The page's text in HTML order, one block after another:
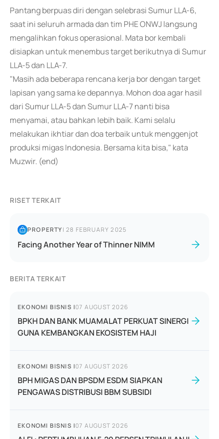
Pantang berpuas diri dengan selebrasi Sumur LLA-6,
saat ini seluruh armada dan tim PHE ONWJ langsung
mengalihkan fokus operasional. Mata bor kembali
disiapkan untuk menembus target berikutnya di Sumur
LLA-5 dan LLA-7.
"Masih ada beberapa rencana kerja bor dengan target
lapisan yang sama ke depannya. Mohon doa agar hasil
dari Sumur LLA-5 dan Sumur LLA-7 nanti bisa
menyamai, atau bahkan lebih baik. Kami selalu
melakukan ikhtiar dan doa terbaik untuk menggenjot
produksi migas Indonesia. Bersama kita bisa," kata
Muzwir. (end)
RISET TERKAIT
PROPERTY|28 FEBRUARY 2025
Facing Another Year of Thinner NIMM
BERITA TERKAIT
EKONOMI BISNIS |07 AUGUST 2026
BPKH DAN BANK MUAMALAT PERKUAT SINERGI
GUNA KEMBANGKAN EKOSISTEM HAJI
EKONOMI BISNIS |07 AUGUST 2026
BPH MIGAS DAN BPSDM ESDM SIAPKAN
PENGAWAS DISTRIBUSI BBM SUBSIDI
EKONOMI BISNIS |07 AUGUST 2026